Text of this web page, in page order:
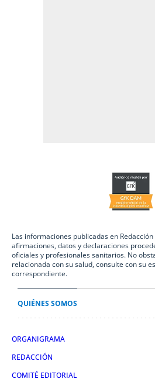
Las informaciones publicadas en
afirmaciones, datos y declaraciones
oficiales y profesionales sanitarios. No
relacionada con su salud, consulte con su
correspondiente.
QUIÉNES SOMOS
ORGANIGRAMA
REDACCIÓN
COMITÉ EDITORIAL